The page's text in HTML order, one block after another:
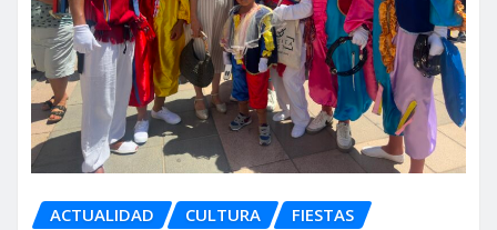
ACTUALIDAD CULTURA FIESTAS